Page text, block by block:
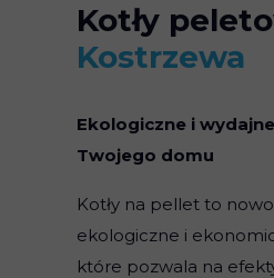
Kotły
Kostrzewa
Ekologiczne i
Twojego domu
Kotły na pellet to
ekologiczne i
które pozwala na